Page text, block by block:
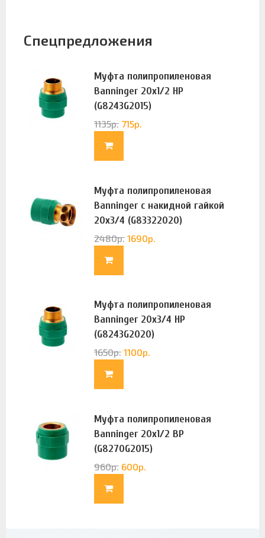
Спецпредложения
Муфта полипропиленовая
Banninger 20х1/2 НР
(G8243G2015)
1135р. 715р.
Муфта полипропиленовая
Banninger с накидной гайкой
20х3/4 (G83322020)
2480р. 1690р.
Муфта полипропиленовая
Banninger 20х3/4 НР
(G8243G2020)
1650р. 1100р.
Муфта полипропиленовая
Banninger 20х1/2 ВР
(G8270G2015)
960р. 600р.